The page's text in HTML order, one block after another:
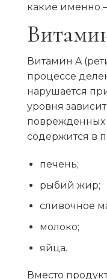
какие именно
Витамин A
процессе
нарушается
уровня
поврежденных
содержится в
печень;
рыбий жир;
сливочное
молоко;
яйца.
Вместо